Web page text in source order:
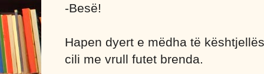
-Besë!
Hapen dyert e mëdha të
cili me vrull futet brenda.